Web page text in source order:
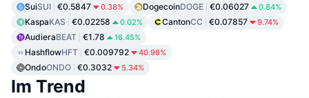
SuiSUI €0.5847 0.38% DogecoinDOGE €0.06027 0.84%
KaspaKAS €0.02258 0.02% CantonCC €0.07857 9.74%
AudieraBEAT €1.78 16.45%
HashflowHFT €0.009792 40.98%
OndoONDO €0.3032 5.34%
Im Trend